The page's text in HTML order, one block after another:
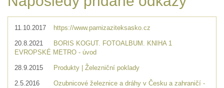
11.10.2017 https://www.parnizaziteksasko.cz
20.8.2021
BORIS KOGUT. FOTOALBUM. KNIHA 1
EVROPSKÉ METRO - úvod
28.9.2015 Produkty | Železniční poklady
2.5.2016
Ozubnicové železnice a dráhy v Česku a zahraničí -